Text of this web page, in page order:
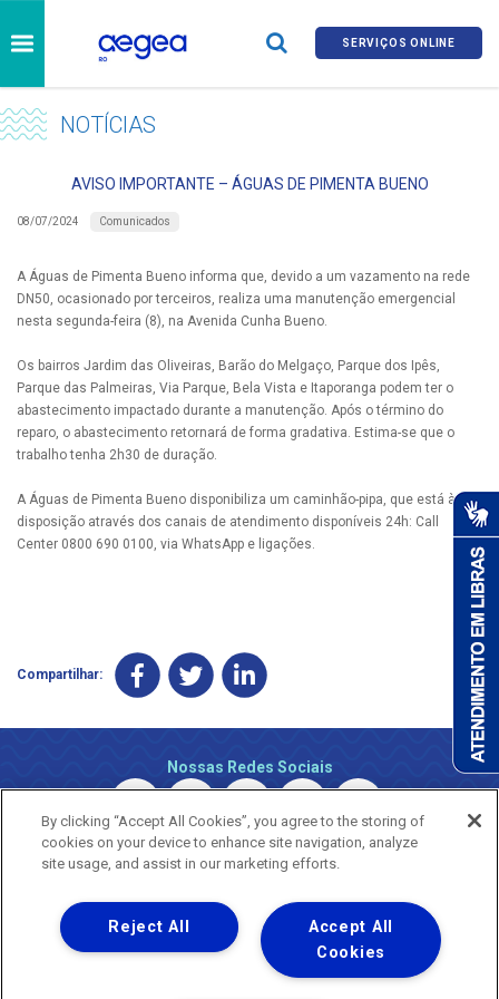
SERVIÇOS ONLINE
NOTÍCIAS
AVISO IMPORTANTE – ÁGUAS DE PIMENTA BUENO
08/07/2024 Comunicados
A Águas de Pimenta Bueno informa que, devido a um vazamento na rede
DN50, ocasionado por terceiros, realiza uma manutenção emergencial
nesta segunda-feira (8), na Avenida Cunha Bueno.
Os bairros Jardim das Oliveiras, Barão do Melgaço, Parque dos Ipês,
Parque das Palmeiras, Via Parque, Bela Vista e Itaporanga podem ter o
abastecimento impactado durante a manutenção. Após o término do
reparo, o abastecimento retornará de forma gradativa. Estima-se que o
trabalho tenha 2h30 de duração.
A Águas de Pimenta Bueno disponibiliza um caminhão-pipa, que está à
disposição através dos canais de atendimento disponíveis 24h: Call
Center 0800 690 0100, via WhatsApp e ligações.
Compartilhar:
Nossas Redes Sociais
Copyright © 2026 - Todos os Direitos Reservados.
Nossa natureza movimenta a vida
By clicking “Accept All Cookies”, you agree to the storing of
cookies on your device to enhance site navigation, analyze
site usage, and assist in our marketing efforts.
Accept All
Cookies
Reject All